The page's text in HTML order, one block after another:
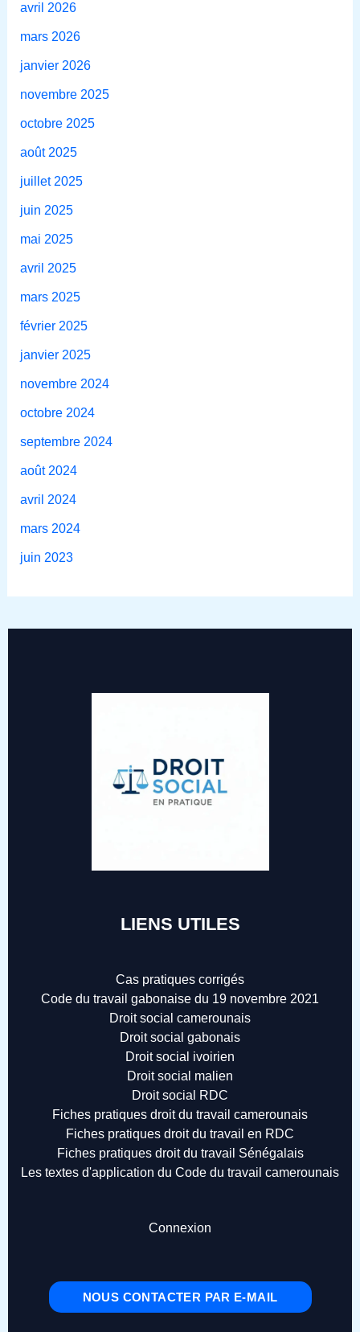
avril 2026
mars 2026
janvier 2026
novembre 2025
octobre 2025
août 2025
juillet 2025
juin 2025
mai 2025
avril 2025
mars 2025
février 2025
janvier 2025
novembre 2024
octobre 2024
septembre 2024
août 2024
avril 2024
mars 2024
juin 2023
LIENS UTILES
Cas pratiques corrigés
Code du travail gabonaise du 19 novembre 2021
Droit social camerounais
Droit social gabonais
Droit social ivoirien
Droit social malien
Droit social RDC
Fiches pratiques droit du travail camerounais
Fiches pratiques droit du travail en RDC
Fiches pratiques droit du travail Sénégalais
Les textes d'application du Code du travail camerounais
Connexion
NOUS CONTACTER PAR E-MAIL